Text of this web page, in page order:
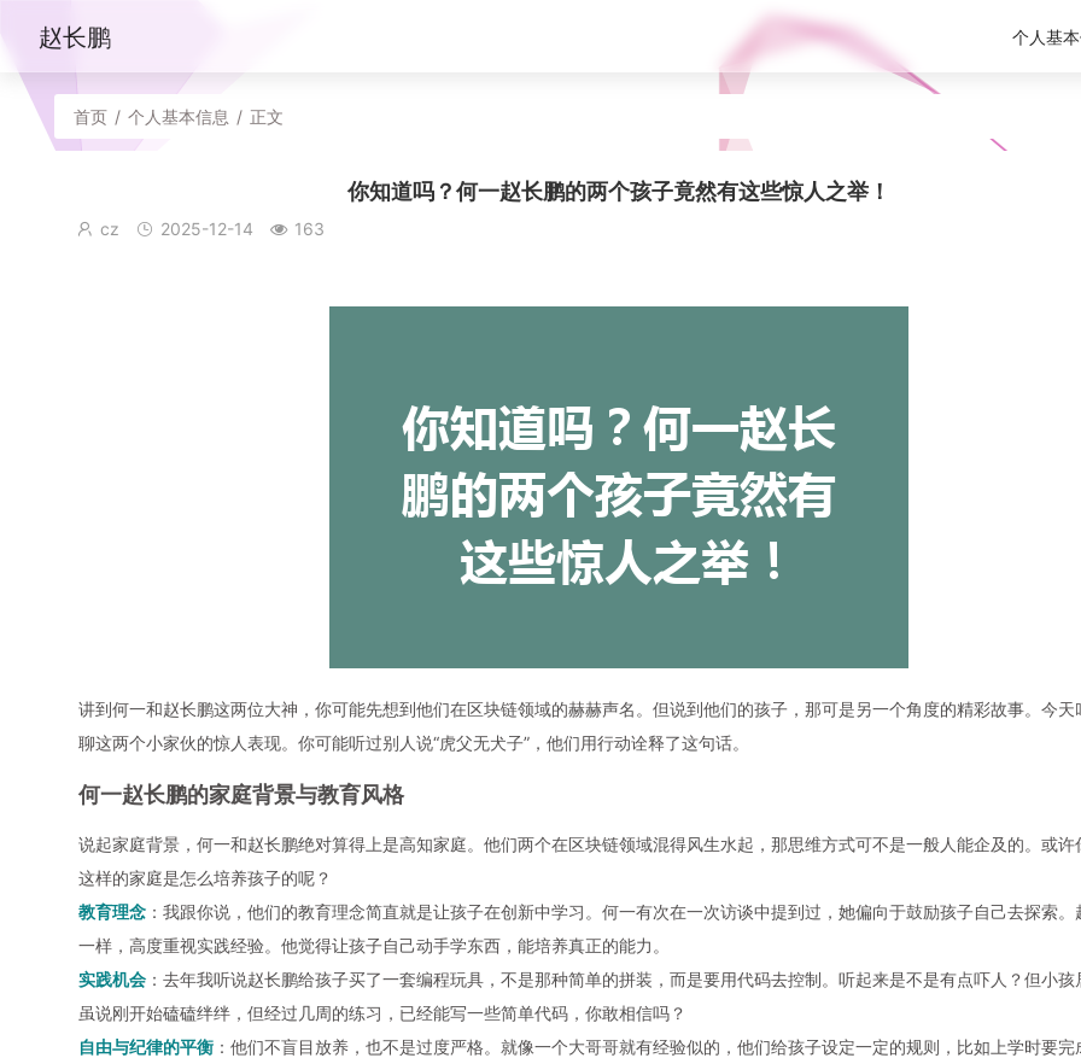
赵长鹏 个人基
首页 / 个人基本信息 / 正文
你知道吗？何一赵长鹏的两个孩子竟然有这些惊人之举！
cz 2025-12-14 163
讲到何一和赵长鹏这两位大神，你可能先想到他们在区块链领域的赫赫声名。但说到他们的孩子，那可是另一个角度的精彩故事。今天
聊这两个小家伙的惊人表现。你可能听过别人说“虎父无犬子”，他们用行动诠释了这句话。
何一赵长鹏的家庭背景与教育风格
说起家庭背景， 何一和赵长鹏绝对算得上是高知家庭。他们两个在区块链领域混得风生水起，那思维方式可不是一般人能企及的。或许
这样的家庭是怎么培养孩子的呢？
教育理念：我跟你说，他们的教育理念简直就是让孩子在创新中学习。 何一有次在一次访谈中提到过，她偏向于鼓励孩子自己去探索。
一样，高度重视实践经验。他觉得让孩子自己动手学东西，能培养真正的能力。
实践机会：去年我听说赵长鹏给孩子买了一套编程玩具，不是那种简单的拼装，而是要用代码去控制。听起来是不是有点吓人？但小孩
虽说刚开始磕磕绊绊，但经过几周的练习，已经能写一些简单代码，你敢相信吗？
自由与纪律的平衡：他们不盲目放养，也不是过度严格。就像一个大哥哥就有经验似的，他们给孩子设定一定的规则，比如上学时要完